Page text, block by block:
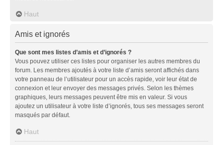
Haut
Amis et ignorés
Que sont mes listes d’amis et d’ignorés ?
Vous pouvez utiliser ces listes pour organiser les autres membres du
forum. Les membres ajoutés à votre liste d’amis seront affichés dans
votre panneau de l’utilisateur pour un accès rapide, voir leur état de
connexion et leur envoyer des messages privés. Selon les thèmes
graphiques, leurs messages peuvent être mis en valeur. Si vous
ajoutez un utilisateur à votre liste d’ignorés, tous ses messages seront
masqués par défaut.
Haut